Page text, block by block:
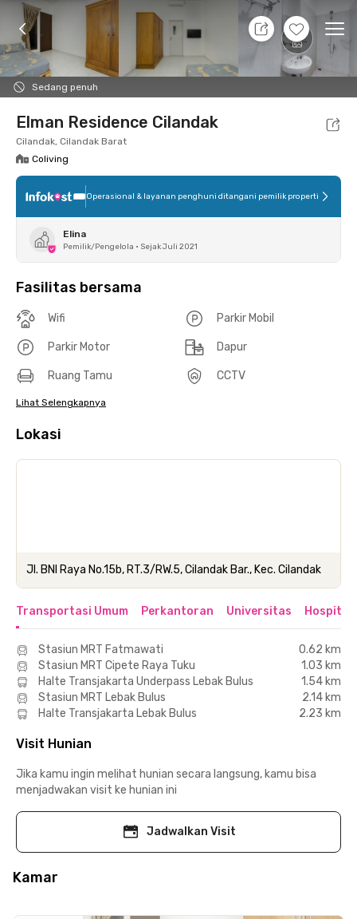
+3
Sedang penuh
8 Agt 26 - Belum tahu
Foto Fasilitas bersama Lokasi Kamar
Elman Residence Cilandak
Cilandak, Cilandak Barat
Coliving
Operasional & layanan penghuni ditangani pemilik properti
Elina
Pemilik/Pengelola • Sejak Juli 2021
Fasilitas bersama
Wifi Parkir Mobil
Parkir Motor Dapur
Ruang Tamu CCTV
Lihat Selengkapnya
Lokasi
Jl. BNI Raya No.15b, RT.3/RW.5, Cilandak Bar., Kec. Cilandak
Transportasi Umum Perkantoran Universitas Hospital
Stasiun MRT Fatmawati
0.62 km
Stasiun MRT Cipete Raya Tuku
1.03 km
Halte Transjakarta Underpass Lebak Bulus
1.54 km
Stasiun MRT Lebak Bulus
2.14 km
Halte Transjakarta Lebak Bulus
2.23 km
Visit Hunian
Jika kamu ingin melihat hunian secara langsung, kamu bisa
menjadwakan visit ke hunian ini
Jadwalkan Visit
Kamar